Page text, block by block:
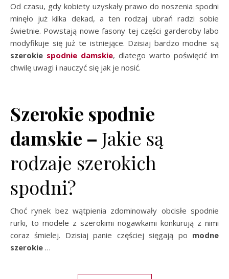
Od czasu, gdy kobiety uzyskały prawo do noszenia spodni
minęło już kilka dekad, a ten rodzaj ubrań radzi sobie
świetnie. Powstają nowe fasony tej części garderoby labo
modyfikuje się już te istniejące. Dzisiaj bardzo modne są
szerokie spodnie damskie, dlatego warto poświęcić im
chwilę uwagi i nauczyć się jak je nosić.
Szerokie spodnie
damskie – Jakie są
rodzaje szerokich
spodni?
Choć rynek bez wątpienia zdominowały obcisłe spodnie
rurki, to modele z szerokimi nogawkami konkurują z nimi
coraz śmielej. Dzisiaj panie częściej sięgają po modne
szerokie …